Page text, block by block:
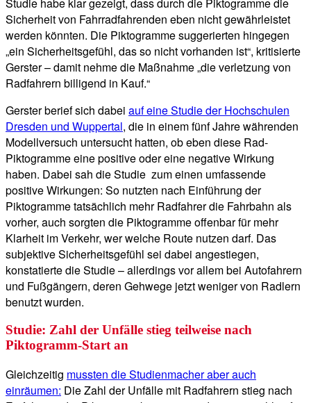
Sicherheit von Fahrradfahrenden eben nicht gewährleistet
werden könnten. Die Piktogramme suggerierten hingegen
„ein Sicherheitsgefühl, das so nicht vorhanden ist“, kritisierte
Gerster – damit nehme die Maßnahme „die verletzung von
Radfahrern billigend in Kauf.“
Gerster berief sich dabei auf eine Studie der Hochschulen
Dresden und Wuppertal, die in einem fünf Jahre währenden
Modellversuch untersucht hatten, ob eben diese Rad-
Piktogramme eine positive oder eine negative Wirkung
haben. Dabei sah die Studie zum einen umfassende
positive Wirkungen: So nutzten nach Einführung der
Piktogramme tatsächlich mehr Radfahrer die Fahrbahn als
vorher, auch sorgten die Piktogramme offenbar für mehr
Klarheit im Verkehr, wer welche Route nutzen darf. Das
subjektive Sicherheitsgefühl sei dabei angestiegen,
konstatierte die Studie – allerdings vor allem bei Autofahrern
und Fußgängern, deren Gehwege jetzt weniger von Radlern
benutzt wurden.
Studie: Zahl der Unfälle stieg teilweise nach
Piktogramm-Start an
Gleichzeitig mussten die Studienmacher aber auch
einräumen: Die Zahl der Unfälle mit Radfahrern stieg nach